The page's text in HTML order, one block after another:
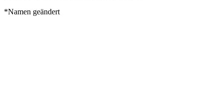
*Namen geändert